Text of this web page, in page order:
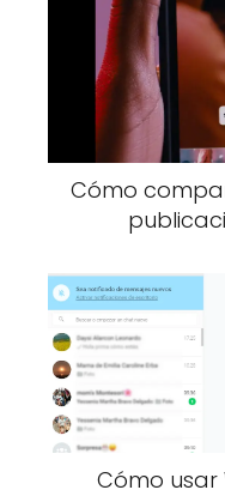
Cómo
Cómo usar